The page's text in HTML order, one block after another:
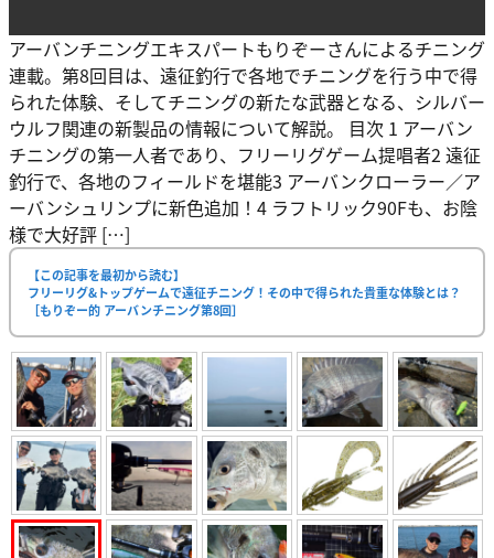
アーバンチニングエキスパートもりぞーさんによるチニング
連載。第8回目は、遠征釣行で各地でチニングを行う中で得
られた体験、そしてチニングの新たな武器となる、シルバー
ウルフ関連の新製品の情報について解説。 目次 1 アーバン
チニングの第一人者であり、フリーリグゲーム提唱者2 遠征
釣行で、各地のフィールドを堪能3 アーバンクローラー／ア
ーバンシュリンプに新色追加！4 ラフトリック90Fも、お陰
様で大好評 […]
【この記事を最初から読む】
フリーリグ&トップゲームで遠征チニング！その中で得られた貴重な体験とは？
［もりぞー的 アーバンチニング第8回］